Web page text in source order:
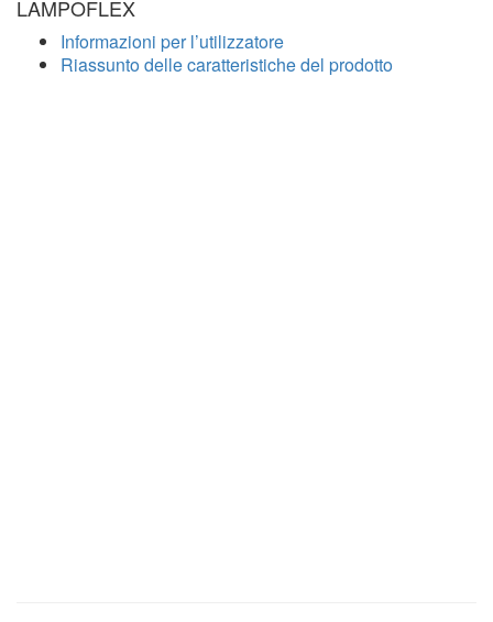
LAMPOFLEX
Informazioni per l’utilizzatore
Riassunto delle caratteristiche del prodotto